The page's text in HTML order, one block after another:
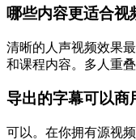
哪些内容更适合视
清晰的人声视频效果
和课程内容。多人重
导出的字幕可以商
可以。在你拥有源视